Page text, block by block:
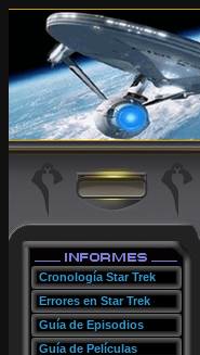
Cronología Star Trek
Errores en Star Trek
Guía de Episodios
Guía de Películas